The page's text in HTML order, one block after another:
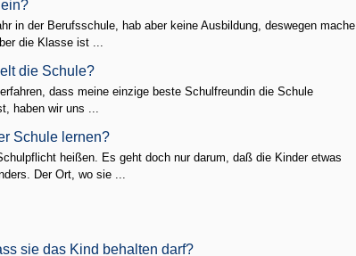
in der Berufsschule, hab aber keine Ausbildung, deswegen mache
die Klasse ist ...
die Schule?
dass meine einzige beste Schulfreundin die Schule
haben wir uns ...
Schule lernen?
heißen. Es geht doch nur darum, daß die Kinder etwas
Der Ort, wo sie ...
sie das Kind behalten darf?